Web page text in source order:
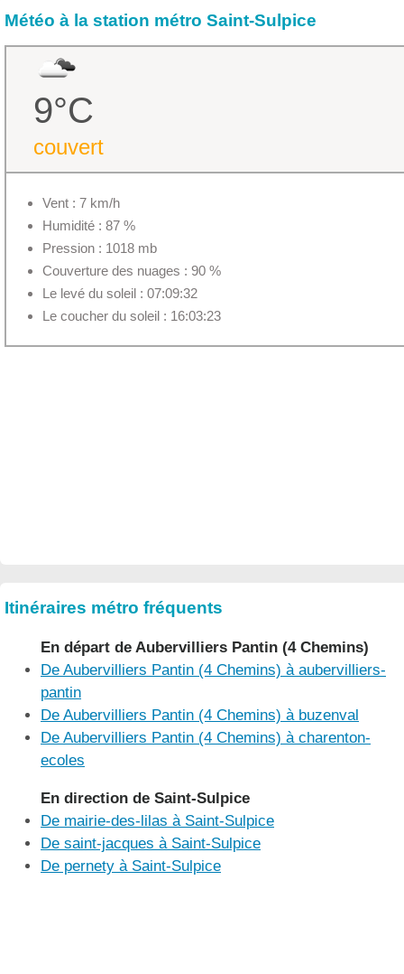
Météo à la station métro Saint-Sulpice
9°C
couvert
Vent : 7 km/h
Humidité : 87 %
Pression : 1018 mb
Couverture des nuages : 90 %
Le levé du soleil : 07:09:32
Le coucher du soleil : 16:03:23
Itinéraires métro fréquents
En départ de Aubervilliers Pantin (4 Chemins)
De Aubervilliers Pantin (4 Chemins) à aubervilliers-
pantin
De Aubervilliers Pantin (4 Chemins) à buzenval
De Aubervilliers Pantin (4 Chemins) à charenton-
ecoles
En direction de Saint-Sulpice
De mairie-des-lilas à Saint-Sulpice
De saint-jacques à Saint-Sulpice
De pernety à Saint-Sulpice